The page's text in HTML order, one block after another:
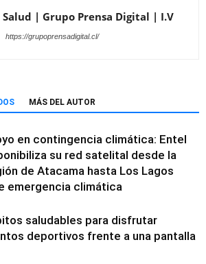
Salud | Grupo Prensa Digital | I.V
https://grupoprensadigital.cl/
MÁS DEL AUTOR
en contingencia climática: Entel
su red satelital desde la
de Atacama hasta Los Lagos
emergencia climática
saludables para disfrutar
deportivos frente a una pantalla